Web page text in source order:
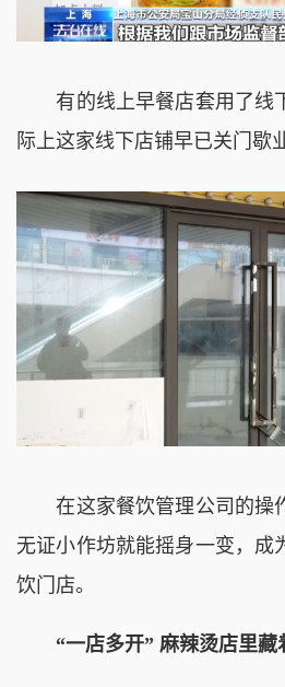
有的线上早餐店套用了线
际上这家线下店铺早已关门歇
在这家餐饮管理公司的操
无证小作坊就能摇身一变，成
饮门店。
“一店多开” 麻辣烫店里藏